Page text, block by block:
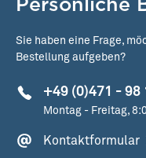
Sie haben eine Frage,
Bestellung aufgeben?
+49 (0)471 - 98
Montag - Freitag,
Kontaktformular